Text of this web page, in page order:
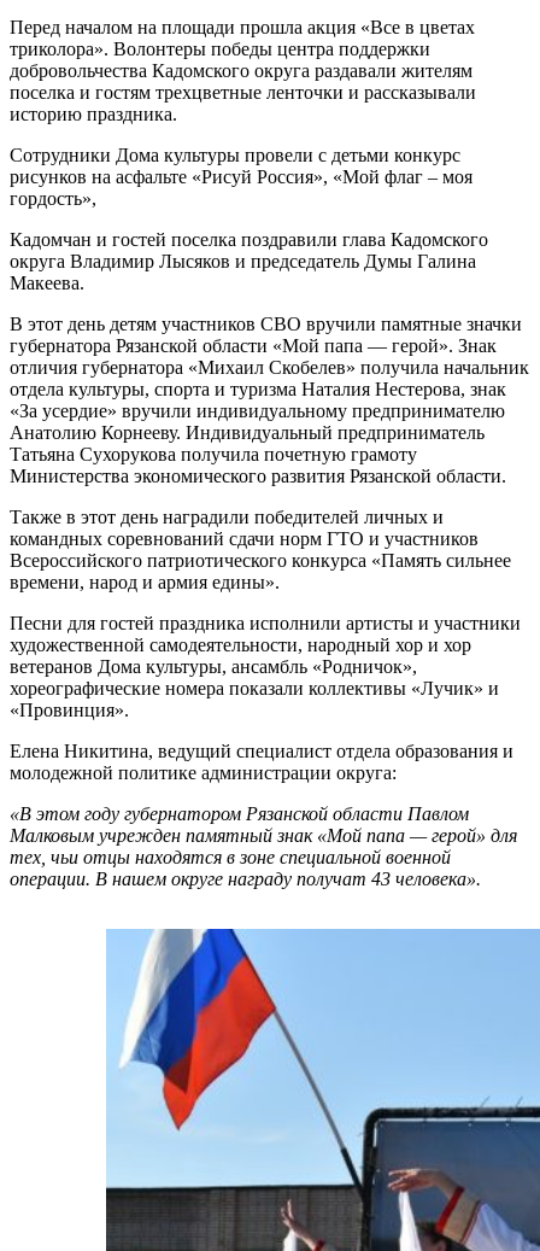
Перед началом на площади прошла акция «Все в цветах
триколора». Волонтеры победы центра поддержки
добровольчества Кадомского округа раздавали жителям
поселка и гостям трехцветные ленточки и рассказывали
историю праздника.
Сотрудники Дома культуры провели с детьми конкурс
рисунков на асфальте «Рисуй Россия», «Мой флаг – моя
гордость»,
Кадомчан и гостей поселка поздравили глава Кадомского
округа Владимир Лысяков и председатель Думы Галина
Макеева.
В этот день детям участников СВО вручили памятные значки
губернатора Рязанской области «Мой папа — герой». Знак
отличия губернатора «Михаил Скобелев» получила начальник
отдела культуры, спорта и туризма Наталия Нестерова, знак
«За усердие» вручили индивидуальному предпринимателю
Анатолию Корнееву. Индивидуальный предприниматель
Татьяна Сухорукова получила почетную грамоту
Министерства экономического развития Рязанской области.
Также в этот день наградили победителей личных и
командных соревнований сдачи норм ГТО и участников
Всероссийского патриотического конкурса «Память сильнее
времени, народ и армия едины».
Песни для гостей праздника исполнили артисты и участники
художественной самодеятельности, народный хор и хор
ветеранов Дома культуры, ансамбль «Родничок»,
хореографические номера показали коллективы «Лучик» и
«Провинция».
Елена Никитина, ведущий специалист отдела образования и
молодежной политике администрации округа:
«В этом году губернатором Рязанской области Павлом
Малковым учрежден памятный знак «Мой папа — герой» для
тех, чьи отцы находятся в зоне специальной военной
операции. В нашем округе награду получат 43 человека».